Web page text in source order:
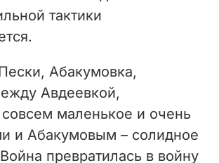
тактики
Абакумовка,
Авдеевкой,
маленькое и очень
и Абакумовым – солидное
превратилась в войну